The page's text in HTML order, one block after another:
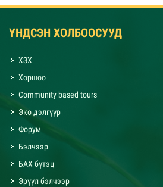
ҮНДСЭН ХОЛБООСУУД
ХЗХ
Хоршоо
Community based tours
Эко дэлгүүр
Форум
Бэлчээр
БАХ бүтэц
Эрүүл бэлчээр